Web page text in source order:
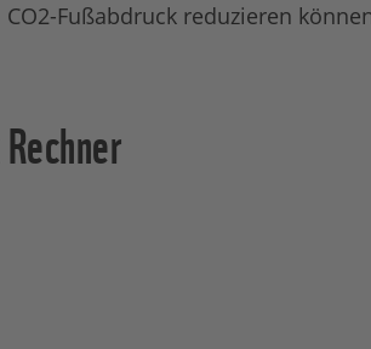
CO2-Fußabdruck reduzieren